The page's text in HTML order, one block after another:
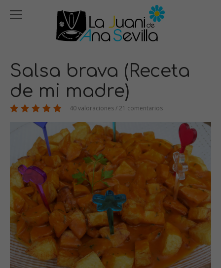
Salsa brava (Receta
de mi madre)
40 valoraciones / 21 comentarios